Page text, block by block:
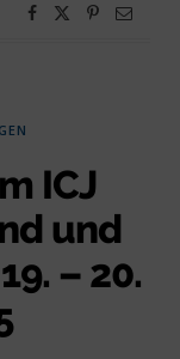
ICJ
und
– 20.